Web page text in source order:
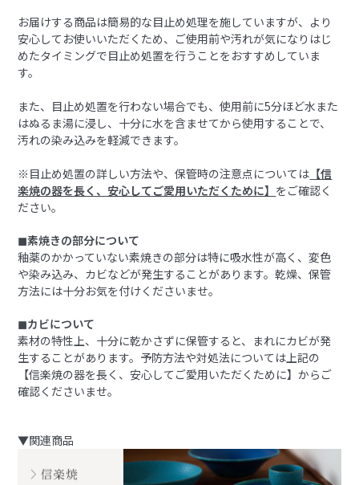
お届けする商品は簡易的な目止め処理を施していますが、より
安心してお使いいただくため、ご使用前や汚れが気になりはじ
めたタイミングで目止め処置を行うことをおすすめしていま
す。
また、目止め処置を行わない場合でも、使用前に5分ほど水また
はぬるま湯に浸し、十分に水を含ませてから使用することで、
汚れの染み込みを軽減できます。
※目止め処置の詳しい方法や、保管時の注意点については 【信
楽焼の器を長く、安心してご愛用いただくために】 をご確認く
ださい。
◼︎素焼きの部分について
釉薬のかかっていない素焼きの部分は特に吸水性が高く、変色
や染み込み、カビなどが発生することがあります。乾燥、保管
方法には十分お気を付けくださいませ。
◼︎カビについて
素材の特性上、十分に乾かさずに保管すると、まれにカビが発
生することがあります。予防方法や対処法については上記の
【信楽焼の器を長く、安心してご愛用いただくために】からご
確認くださいませ。
▼関連商品